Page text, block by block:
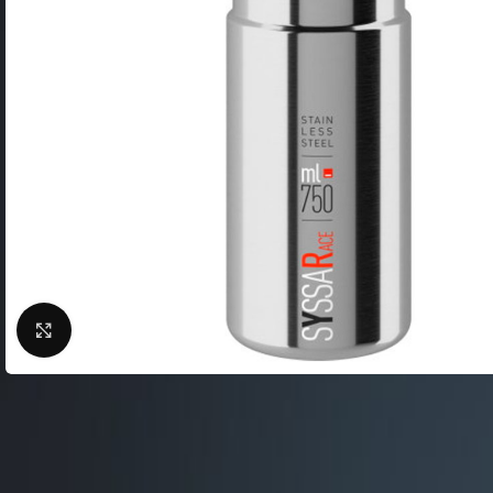
Шлема велосипедные
Сигналы для
Велоподножки
Крылья для
Кейсы для велосипедов
Насосы для велосипеда
Велокомпьютеры
Велосумки
Защита тела
Нажмите, чтобы увеличить